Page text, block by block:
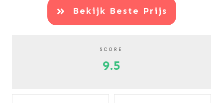
Bekijk Beste Prijs
SCORE
9.5